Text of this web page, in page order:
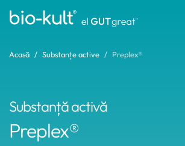
Acasă Substanțe active Preplex®
Substanță activă
Preplex®